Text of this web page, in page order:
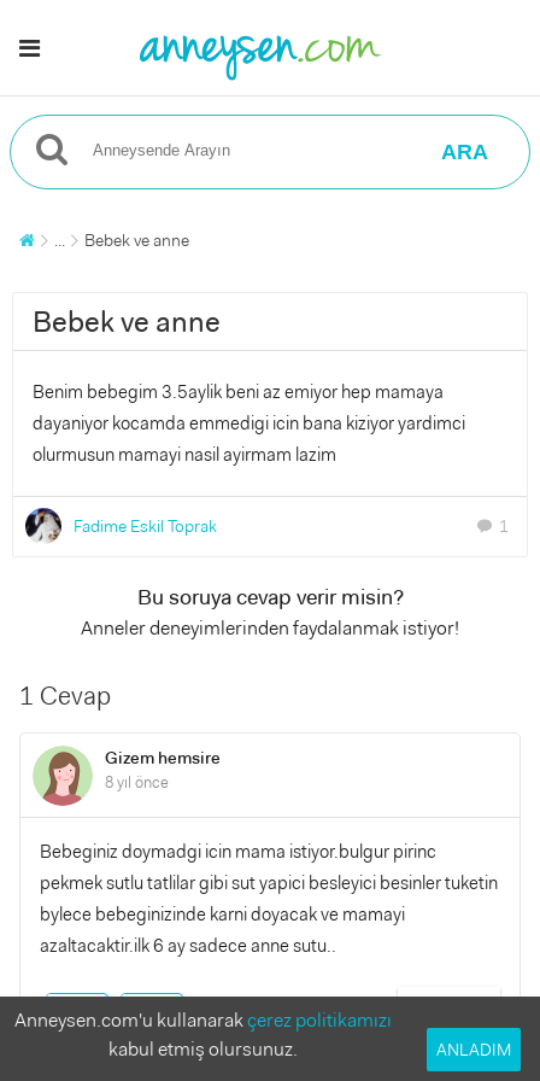
ARA
... Bebek ve anne
Bebek ve anne
Benim bebegim 3.5aylik beni az emiyor hep mamaya
dayaniyor kocamda emmedigi icin bana kiziyor yardimci
olurmusun mamayi nasil ayirmam lazim
Fadime Eskil Toprak chat 1
Bu soruya cevap verir misin?
Anneler deneyimlerinden faydalanmak istiyor!
1 Cevap
Gizem hemsire
8 yıl önce
Bebeginiz doymadgi icin mama istiyor.bulgur pirinc
pekmek sutlu tatlilar gibi sut yapici besleyici besinler tuketin
bylece bebeginizinde karni doyacak ve mamayi
azaltacaktir.ilk 6 ay sadece anne sutu..
0 0
Anneysen.com'u kullanarakçerez politikamızı
kabul etmiş olursunuz.
ANLADIM